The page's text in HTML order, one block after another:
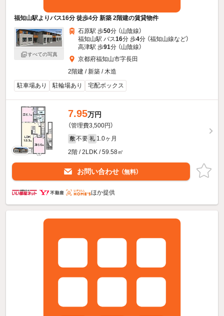
福知山駅よりバス16分 徒歩4分 新築 2階建の賃貸物件
すべての写真
石原駅 歩50分 （山陰線）
福知山駅 バス16分 歩4分 （福知山線など）
高津駅 歩91分 （山陰線）
京都府福知山市字長田
2階建 / 新築 / 木造
駐車場あり
駐輪場あり 宅配ボックス
7.95万円
（管理費3,500円）
敷 不要 礼 1.0ヶ月
2階 / 2LDK / 59.58㎡
お問い合わせ （無料）
ほか提供